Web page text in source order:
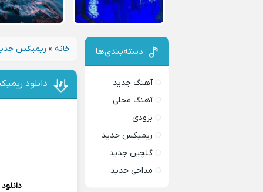
خانه » ریمیکس
دانلود
دسته‌بندی‌ها
آهنگ جدید
آهنگ محلی
بزودی
ریمیکس جدید
گلچین جدید
مداحی جدید